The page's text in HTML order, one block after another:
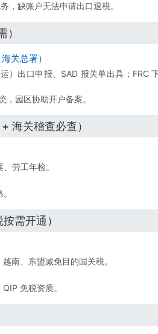
，缺账户无法申请出口退税。
关总署）
出口申报、SAD 报关单出具；FRC
园区协助开户备案。
海关稽查必查）
劳工年检。
需开通）
南、东盟减免目的国关税。
免税资质。